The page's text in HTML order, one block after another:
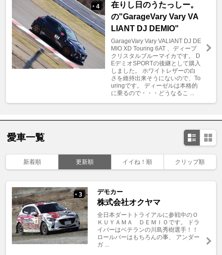
+ 4
在りし日のうたっしー。
の"GarageVary Vary VA
LIANT DJ DEMIO"
GarageVary Vary VALIANT DJ DE
MIO XD Touring 6AT 、ディープ
クリスタルブルーマイカです。 D
EデミオSPORTの後継として購入
しました。 ホワイトレザーの白
さを維持出来そうにないので、To
uringです。 ディーゼルは本格的
に乗るので・・・どうなるこ ...
愛車一覧
新着順 更新順 イイね！順 クリップ順
+ 3 デモカー
株式会社オクヤマ
全日本ダートトライアルに参戦中のＯ
ＫＵＹＡＭＡ ＤＥＭＩＯです。 ドラ
イバーはベテランの川島秀樹選手！！
ロールバーはもちろんの事、 アンダー
ガ ...